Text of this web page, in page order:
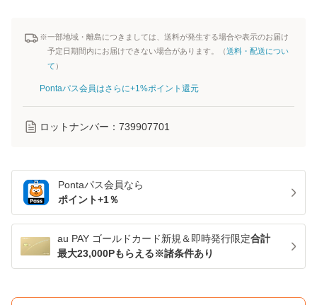
※一部地域・離島につきましては、送料が発生する場合や表示のお届け
予定日期間内にお届けできない場合があります。（送料・配送につい
て ）
Pontaパス会員はさらに+1%ポイント還元
ロットナンバー： 739907701
Pontaパス会員なら
ポイント+1％
au PAY ゴールドカード新規＆即時発行限定合計
最大23,000Pもらえる※諸条件あり